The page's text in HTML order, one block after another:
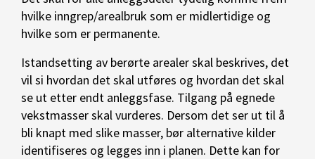
hvilke inngrep/arealbruk som er midlertidige og
hvilke som er permanente.
Istandsetting av berørte arealer skal beskrives, det
vil si hvordan det skal utføres og hvordan det skal
se ut etter endt anleggsfase. Tilgang på egnede
vekstmasser skal vurderes. Dersom det ser ut til å
bli knapt med slike masser, bør alternative kilder
identifiseres og legges inn i planen. Dette kan for